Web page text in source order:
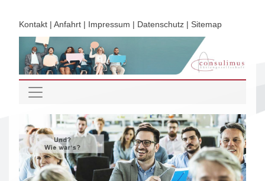
Kontakt | Anfahrt | Impressum | Datenschutz | Sitemap